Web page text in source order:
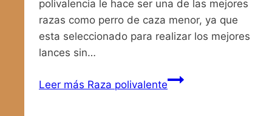
polivalencia le hace ser una de las mejores
razas como perro de caza menor, ya que
esta seleccionado para realizar los mejores
lances sin…
Leer más Raza polivalente